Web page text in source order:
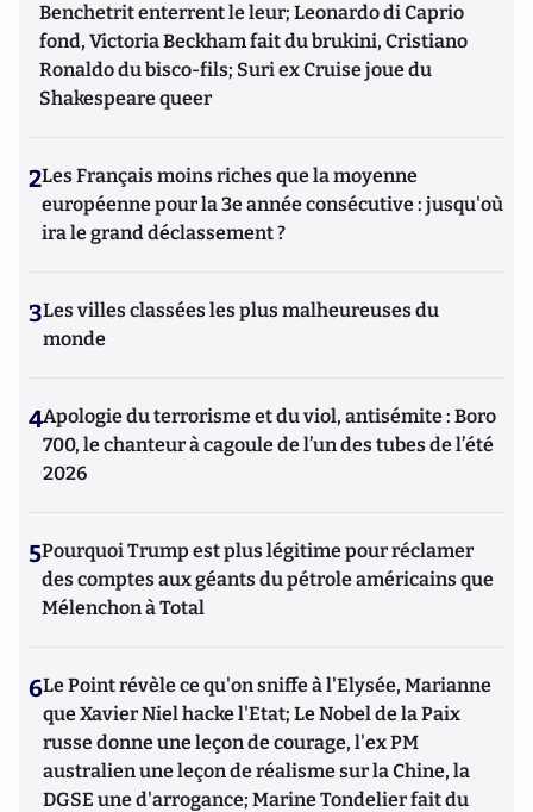
Benchetrit enterrent le leur; Leonardo di Caprio
fond, Victoria Beckham fait du brukini, Cristiano
Ronaldo du bisco-fils; Suri ex Cruise joue du
Shakespeare queer
2Les Français moins riches que la moyenne
européenne pour la 3e année consécutive : jusqu'où
ira le grand déclassement ?
3Les villes classées les plus malheureuses du
monde
4Apologie du terrorisme et du viol, antisémite : Boro
700, le chanteur à cagoule de l’un des tubes de l’été
2026
5Pourquoi Trump est plus légitime pour réclamer
des comptes aux géants du pétrole américains que
Mélenchon à Total
6Le Point révèle ce qu'on sniffe à l'Elysée, Marianne
que Xavier Niel hacke l'Etat; Le Nobel de la Paix
russe donne une leçon de courage, l'ex PM
australien une leçon de réalisme sur la Chine, la
DGSE une d'arrogance; Marine Tondelier fait du